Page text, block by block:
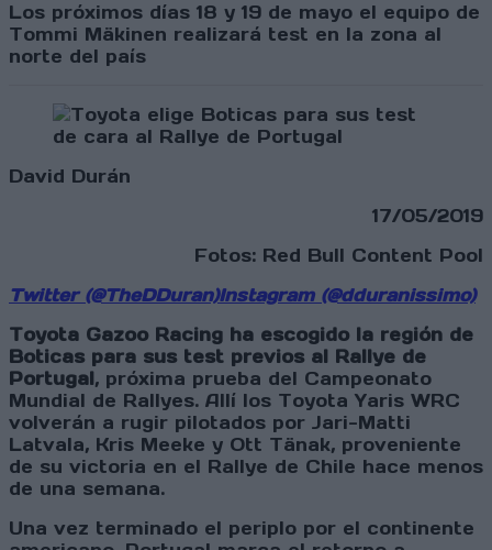
Los próximos días 18 y 19 de mayo el equipo de
Tommi Mäkinen realizará test en la zona al
norte del país
David Durán
17/05/2019
Fotos: Red Bull Content Pool
Twitter (@TheDDuran)Instagram (@dduranissimo)
Toyota Gazoo Racing ha escogido la región de
Boticas para sus test previos al Rallye de
Portugal, próxima prueba del Campeonato
Mundial de Rallyes. Allí los Toyota Yaris WRC
volverán a rugir pilotados por Jari-Matti
Latvala, Kris Meeke y Ott Tänak, proveniente
de su victoria en el Rallye de Chile hace menos
de una semana.
Una vez terminado el periplo por el continente